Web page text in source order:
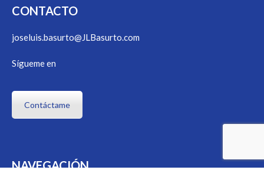
CONTACTO
joseluis.basurto@JLBasurto.com
Sígueme en
Contáctame
NAVEGACIÓN